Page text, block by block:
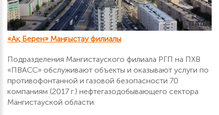
«Ақ Берен» Маңғыстау филиалы
Подразделения Мангистауского филиала РГП на ПХВ
«ПВАСС» обслуживают объекты и оказывают услуги по
противофонтанной и газовой безопасности 70
компаниям (2017 г.) нефтегазодобывающего сектора
Мангистауской области.